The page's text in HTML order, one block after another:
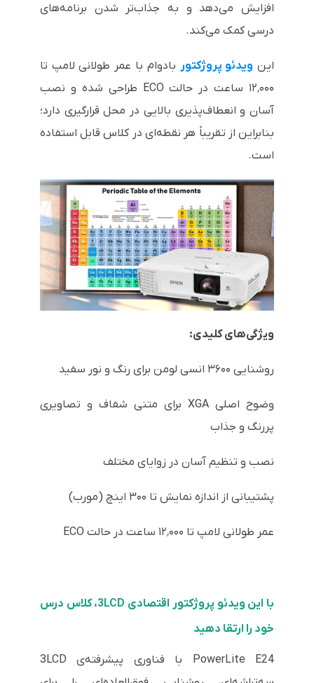
افزایش می‌دهد و به جذاب‌تر شدن برنامه‌های
درسی کمک می‌کند.
این ویدئو پروژکتور بادوام با عمر طولانی لامپ تا
۱۲٬۰۰۰ ساعت در حالت ECO طراحی شده و نصب
آسان و انعطاف‌پذیری بالایی در محل قرارگیری دارد؛
بنابراین از تقریباً هر نقطه‌ای در کلاس قابل استفاده
است.
ویژگی‌های کلیدی:
روشنایی ۳۶۰۰ انسی لومن برای رنگ و نور سفید
وضوح اصلی XGA برای متنی شفاف و تصاویری
پررنگ و جذاب
نصب و تنظیم آسان در زوایای مختلف
پشتیبانی از اندازه نمایش تا ۳۰۰ اینچ (مورب)
عمر طولانی لامپ تا ۱۲٬۰۰۰ ساعت در حالت ECO
با این ویدئو پروژکتور اقتصادی 3LCD، کلاس درس
خود را ارتقا دهید
PowerLite E24 با فناوری پیشرفته‌ی 3LCD